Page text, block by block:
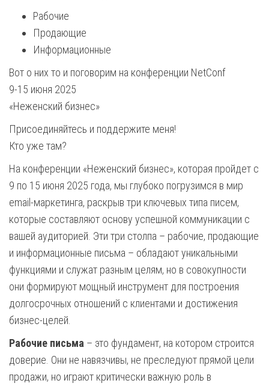
Рабочие
Продающие
Информационные
Вот о них то и поговорим на конференции NetConf
9-15 июня 2025
«Неженский бизнес»
Присоединяйтесь и поддержите меня!
Кто уже там?
На конференции «Неженский бизнес», которая пройдет с
9 по 15 июня 2025 года, мы глубоко погрузимся в мир
email-маркетинга, раскрыв три ключевых типа писем,
которые составляют основу успешной коммуникации с
вашей аудиторией. Эти три столпа – рабочие, продающие
и информационные письма – обладают уникальными
функциями и служат разным целям, но в совокупности
они формируют мощный инструмент для построения
долгосрочных отношений с клиентами и достижения
бизнес-целей.
Рабочие письма – это фундамент, на котором строится
доверие. Они не навязчивы, не преследуют прямой цели
продажи, но играют критически важную роль в